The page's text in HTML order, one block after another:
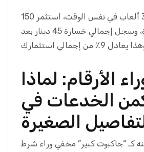
تحدي حقيقي: خذ 3 ألعاب في نفس الوقت، استثمر 150
دينار لكل واحدة، وسجل إجمالي خسارة 45 دينار بعد
الأرقام: لماذا
الخدعات في
الصغيرة
كـ “جاكبوت كبير” مخفي وراء شرط